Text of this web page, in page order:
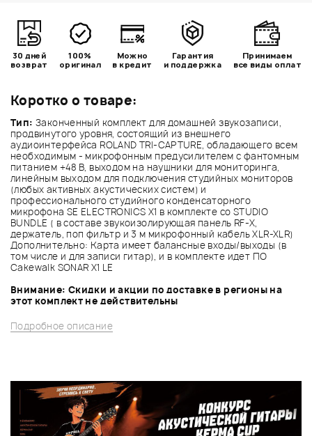
Коротко о товаре:
Тип: Законченный комплект для домашней звукозаписи,
продвинутого уровня, состоящий из внешнего
аудиоинтерфейса ROLAND TRI-CAPTURE, обладающего всем
необходимым - микрофонным предусилителем с фантомным
питанием +48 В, выходом на наушники для мониторинга,
линейным выходом для подключения студийных мониторов
(любых активных акустических систем) и
профессионального студийного конденсаторного
микрофона SE ELECTRONICS X1 в комплекте со STUDIO
BUNDLE ( в составе звукоизолирующая панель RF-Х,
держатель, поп фильтр и 3 м микрофонный кабель XLR-XLR)
Дополнительно: Карта имеет балансные входы/выходы (в
том числе и для записи гитар), и в комплекте идет ПО
Cakewalk SONAR X1 LE
Внимание: Скидки и акции по доставке в регионы на
этот комплект не действительны
Подробное описание
30 дней
возврат
100%
оригинал
Можно
в кредит
Гарантия
и поддержка
Принимаем
все виды оплат